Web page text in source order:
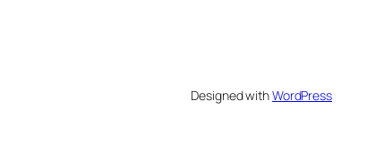
Designed withWordPress